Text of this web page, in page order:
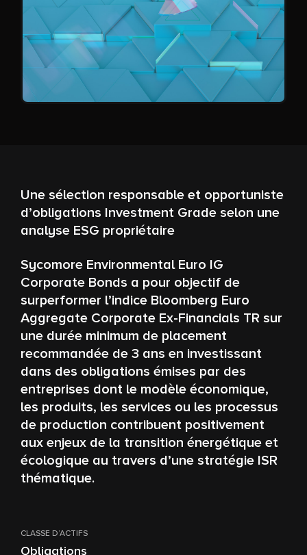
Une sélection responsable et opportuniste
d’obligations Investment Grade selon une
analyse ESG propriétaire
Sycomore Environmental Euro IG
Corporate Bonds a pour objectif de
surperformer l’indice Bloomberg Euro
Aggregate Corporate Ex-Financials TR sur
une durée minimum de placement
recommandée de 3 ans en investissant
dans des obligations émises par des
entreprises dont le modèle économique,
les produits, les services ou les processus
de production contribuent positivement
aux enjeux de la transition énergétique et
écologique au travers d’une stratégie ISR
thématique.
CLASSE D’ACTIFS
Obligations